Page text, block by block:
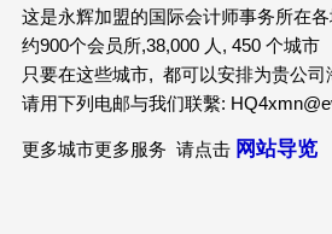
这是永辉加盟的国际会计师事务所在
约900个会员所,38,000 人, 450 个城市
只要在这些城市, 都可以安排为贵公司
请用下列电邮与我们联繫:
更多城市更多服务 请点击 网站导览